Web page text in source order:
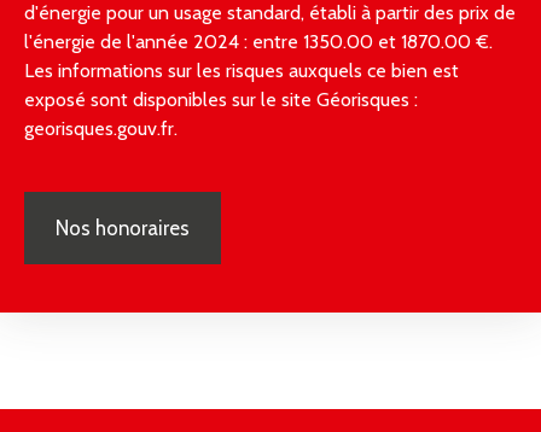
d'énergie pour un usage standard, établi à partir des prix de
l'énergie de l'année 2024 : entre 1350.00 et 1870.00 €.
Les informations sur les risques auxquels ce bien est
exposé sont disponibles sur le site Géorisques :
georisques.gouv.fr.
Nos honoraires